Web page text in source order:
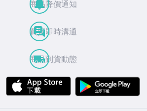
商品降價通知
買賣即時溝通
商品到貨動態
APP Store